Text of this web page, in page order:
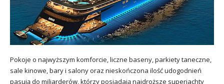
Pokoje o najwyższym komforcie, liczne baseny, parkiety taneczne,
sale kinowe, bary i salony oraz nieskończona ilość udogodnień
pasują do miliarderów, którzy posiadają najdroższe superjachty